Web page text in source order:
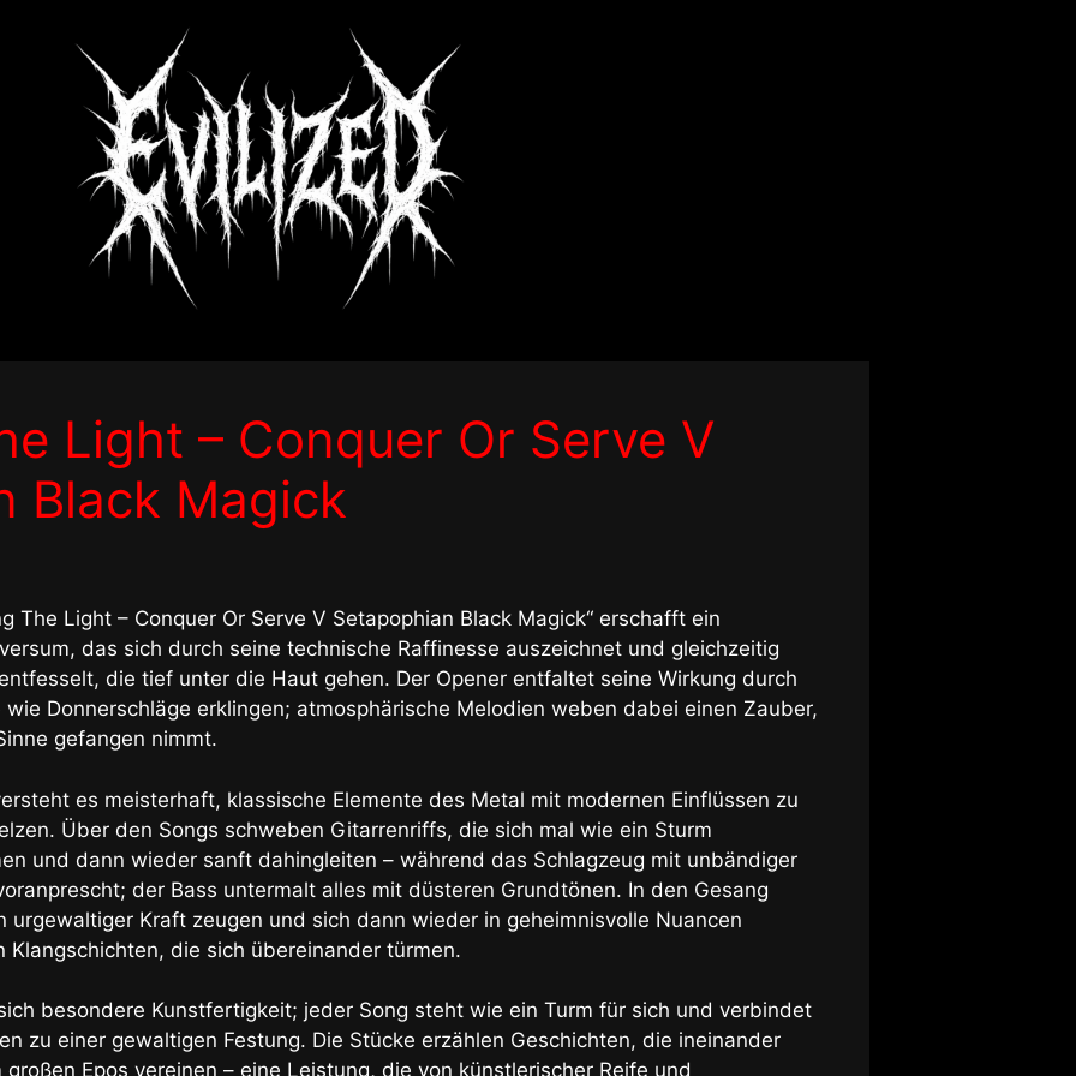
Light – Conquer Or Serve V
Black Magick
The Light – Conquer Or Serve V Setapophian Black Magick“ erschafft ein
das sich durch seine technische Raffinesse auszeichnet und gleichzeitig
die tief unter die Haut gehen. Der Opener entfaltet seine Wirkung durch
wie Donnerschläge erklingen; atmosphärische Melodien weben dabei einen Zauber,
gefangen nimmt.
es meisterhaft, klassische Elemente des Metal mit modernen Einflüssen zu
Über den Songs schweben Gitarrenriffs, die sich mal wie ein Sturm
und dann wieder sanft dahingleiten – während das Schlagzeug mit unbändiger
der Bass untermalt alles mit düsteren Grundtönen. In den Gesang
urgewaltiger Kraft zeugen und sich dann wieder in geheimnisvolle Nuancen
Klangschichten, die sich übereinander türmen.
besondere Kunstfertigkeit; jeder Song steht wie ein Turm für sich und verbindet
zu einer gewaltigen Festung. Die Stücke erzählen Geschichten, die ineinander
Epos vereinen – eine Leistung, die von künstlerischer Reife und